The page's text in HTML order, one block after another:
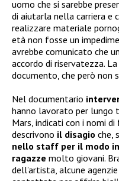
uomo che si sarebbe
di aiutarla nella carriera e
realizzare materiale
età non fosse un
avrebbe comunicato che
accordo di riservatezza.
documento, che però non
Nel documentario
hanno lavorato per lungo
Mars, indicati con i nomi
descrivono il disagio che,
nello staff per il modo
ragazze molto giovani.
dell’artista, alcune